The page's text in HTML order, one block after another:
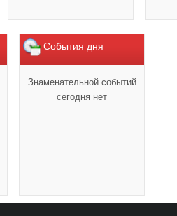
События дня
Знаменательной событий
сегодня нет